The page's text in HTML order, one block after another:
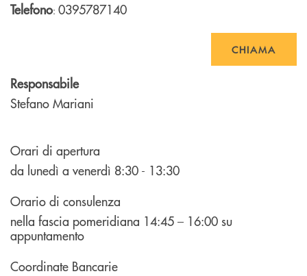
Telefono: 0395787140
CHIAMA
Responsabile
Stefano Mariani
Orari di apertura
da lunedì a venerdì 8:30 - 13:30
Orario di consulenza
nella fascia pomeridiana 14:45 – 16:00 su
appuntamento
Coordinate Bancarie